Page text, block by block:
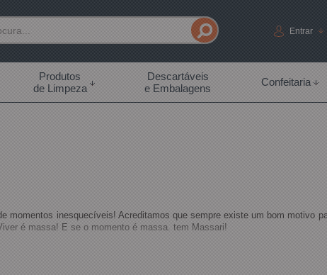
Entrar
Produtos
de Limpeza
Descartáveis
e Embalagens
Confeitaria
momentos inesquecíveis! Acreditamos que sempre existe um bom motivo
é massa! E se o momento é massa. tem Massari!